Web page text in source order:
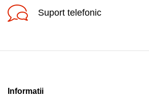
Suport telefonic
Informatii